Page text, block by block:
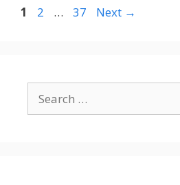
Page
1 Page
2 … Page
37 Next →
for: